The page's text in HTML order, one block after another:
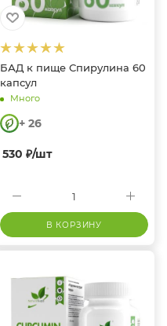
БАД к пище Спирулина 60
капсул
Много
+ 26
530 ₽/шт
В КОРЗИНУ